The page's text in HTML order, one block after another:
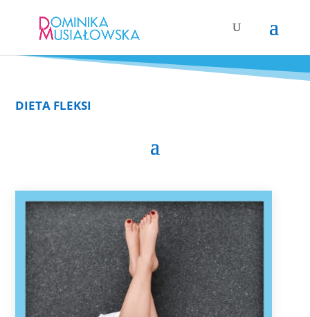
DIETA FLEKSI